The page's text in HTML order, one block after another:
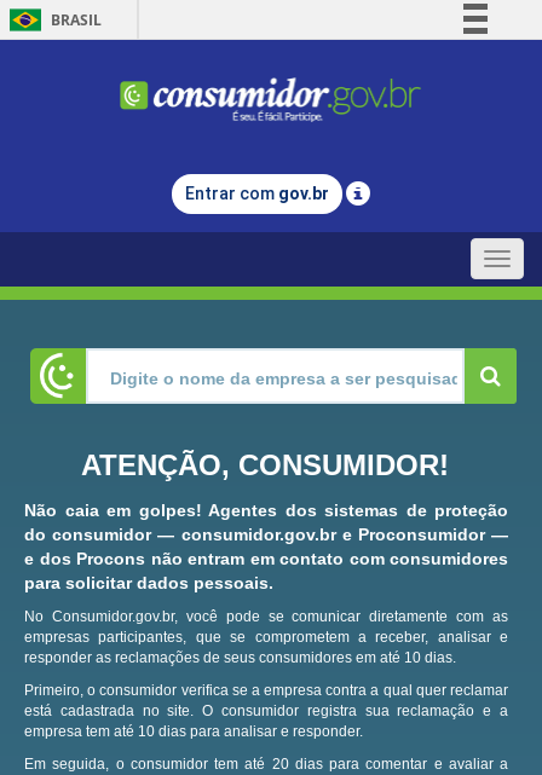
BRASIL
Comunica BR
Legislação
Entrar com gov.br
Toggle
ATENÇÃO, CONSUMIDOR!
Não caia em golpes! Agentes dos sistemas de proteção
do consumidor — consumidor.gov.br e Proconsumidor —
e dos Procons não entram em contato com consumidores
para solicitar dados pessoais.
No Consumidor.gov.br, você pode se comunicar diretamente com as
empresas participantes, que se comprometem a receber, analisar e
responder as reclamações de seus consumidores em até 10 dias.
Primeiro, o consumidor verifica se a empresa contra a qual quer reclamar
está cadastrada no site.O consumidor registra sua reclamação e a
empresa tem até 10 dias para analisar e responder.
Em seguida, o consumidor tem até 20 dias para comentar e avaliar a